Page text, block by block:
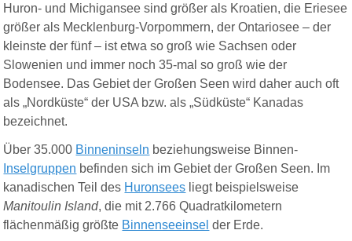
Huron- und Michigansee sind größer als Kroatien, die Eriesee
größer als Mecklenburg-Vorpommern, der Ontariosee – der
kleinste der fünf – ist etwa so groß wie Sachsen oder
Slowenien und immer noch 35-mal so groß wie der
Bodensee. Das Gebiet der Großen Seen wird daher auch oft
als „Nordküste“ der USA bzw. als „Südküste“ Kanadas
bezeichnet.
Über 35.000 Binneninseln beziehungsweise Binnen-
Inselgruppen befinden sich im Gebiet der Großen Seen. Im
kanadischen Teil des Huronsees liegt beispielsweise
Manitoulin Island, die mit 2.766 Quadratkilometern
flächenmäßig größte Binnenseeinsel der Erde.